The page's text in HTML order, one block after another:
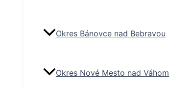
Okres Bánovce nad Bebravou
Okres Nové Mesto nad Váhom